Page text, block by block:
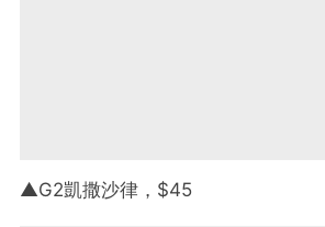
▲G2凱撒沙律，$45